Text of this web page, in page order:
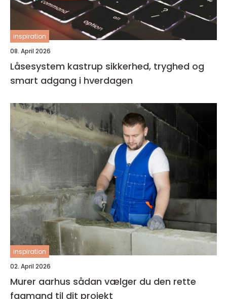
inspiration
08. April 2026
Låsesystem kastrup sikkerhed, tryghed og
smart adgang i hverdagen
inspiration
02. April 2026
Murer aarhus sådan vælger du den rette
fagmand til dit projekt